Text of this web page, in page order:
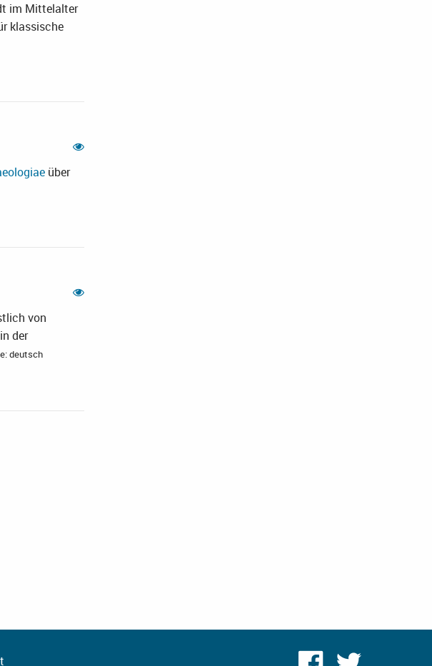
im Mittelalter
klassische
über
von
der
deutsch